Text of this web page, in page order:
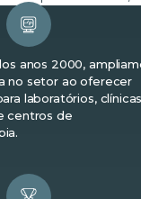
a tecnologia
positiva.
anos 2000,
no setor ao oferecer
laboratórios,
centros de